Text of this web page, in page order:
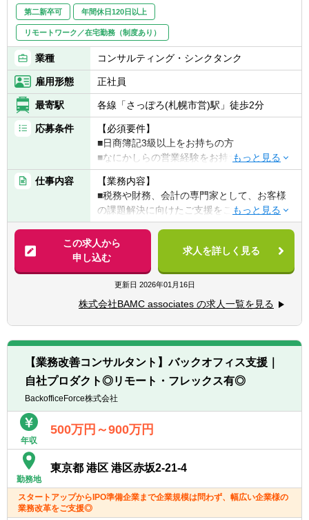
す!
【キャリアパス】
■ご入社後、様々な業務や顧客に触れていく
なかで「BAMCでどのようにキャリアを積み
たいか」等のご志向にも変化が出てくるかと
思います。 実際に業務に触れたうえでご自身
のキャリアステップについて改めてご検討い
ただける環境です。
▽キャリアパスの一例
①外回りを中心に直接顧客対応をするコンサ
ルポジション
②内勤メインのコンサルアシスタントポジシ
ョン
③税理士資格を取得し、より専門性の高い案
件を担当
④M&Aや事業承継など高度案件のスペシャリ
スト
⑤支店のマネジメントポジションへ
第二新卒可 年間休日120日以上
リモートワーク／在宅勤務（制度あり）
業種 コンサルティング・シンクタンク
雇用形態 正社員
最寄駅 各線「さっぽろ(札幌市営)駅」徒歩2分
応募条件
【必須要件】
■日商簿記3級以上をお持ちの方
■なにかしらの営業経験をお持ちの方
【歓迎要件】
■会計のご経験をお持ちの方
■税理士試験科目合格者(1科目以上)
■税理士・会計士資格をお持ちの方
■英語力をお持ちの方(国際案件あり)
■自動車運転免許をお持ちの方(日常的に運転
されている方)
特に上記ご経験／資格をお持ちの方は早期に
尚、あくまで歓迎要件であり、応募時／入社
時に必須となる要件ではございません。
【求める人物像】
■人柄重視!明るく前向きな方
■成長意欲・学習意欲の高い方
■チームワークを大切にできる方
■税理士資格取得を目指している方歓迎
仕事内容
【業務内容】
■税務や財務、会計の専門家として、お客様
の課題解決に向けたご支援をご一緒いただけ
る方を募集します。 ご入社後はスキルや経験
に応じた業務からお任せし、未経験の方でも
半年～1年後をめどに担当顧客をお持ちいた
だけるイメージです。 まずは先輩同行のもと
顧客訪問などからスタートし、顧客ニーズや
多くの事例に触れてください。
【具体的には】
▽業務内容一例
■ 顧問先企業への定期訪問(月次監査)
■ 経営・財務コンサルティング業務および資
産税業務
■ 法人税・所得税・相続税等の税務申告業務
(補助含む)
■ 記帳代行
■ 事業承継・M&A案件のサポート
■ クリニック開業支援
この求人から
申し込む
求人を詳しく見る
更新日 2026年01月16日
株式会社BAMC associates の求人一覧を見る
【業務改善コンサルタント】バックオフィス支援｜
自社プロダクト◎リモート・フレックス有◎
BackofficeForce株式会社
年収
500万円～900万円
勤務地
東京都 港区 港区赤坂2-21-4
スタートアップからIPO準備企業まで企業規模は問わず、幅広い企業様の
業務改革をご支援◎